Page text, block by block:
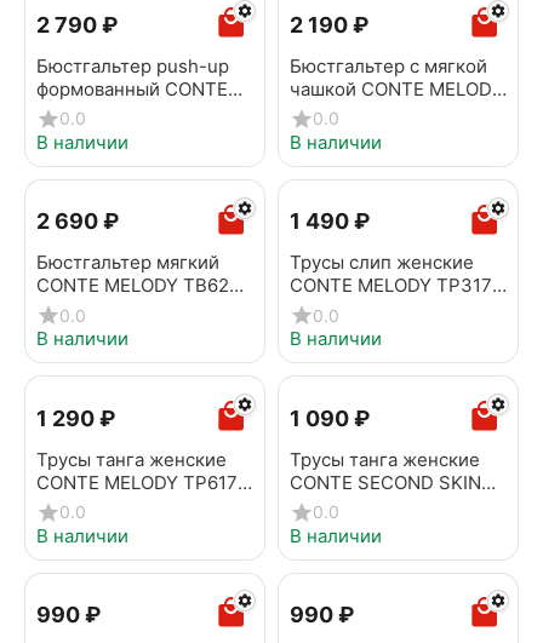
2 790₽
Бюстгальтер push-up
формованный CONTE
MELODY TB1158
минерал
0.0
В наличии
2 190₽
Бюстгальтер с мягкой
чашкой CONTE MELODY
TB6223 нюд
0.0
В наличии
2 690₽
Бюстгальтер мягкий
CONTE MELODY TB6225
нюд0.0
В наличии
1 490₽
Трусы слип женские
CONTE MELODY TP3170
минерал
0.0
В наличии
1 290₽
Трусы танга женские
CONTE MELODY TP6171
нюд0.0
В наличии
1 090₽
Трусы танга женские
CONTE SECOND SKIN
RP6143 нюд
0.0
В наличии
‍990‍₽ ‍990‍₽